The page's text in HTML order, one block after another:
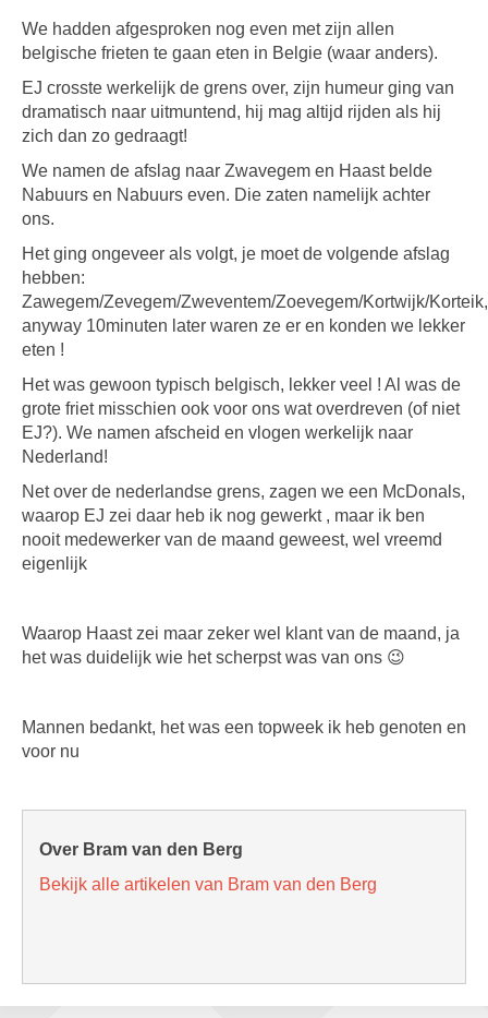
We hadden afgesproken nog even met zijn allen
belgische frieten te gaan eten in Belgie (waar anders).
EJ crosste werkelijk de grens over, zijn humeur ging van
dramatisch naar uitmuntend, hij mag altijd rijden als hij
zich dan zo gedraagt!
We namen de afslag naar Zwavegem en Haast belde
Nabuurs en Nabuurs even. Die zaten namelijk achter
ons.
Het ging ongeveer als volgt, je moet de volgende afslag
hebben:
Zawegem/Zevegem/Zweventem/Zoevegem/Kortwijk/Korteik,
anyway 10minuten later waren ze er en konden we lekker
eten !
Het was gewoon typisch belgisch, lekker veel ! Al was de
grote friet misschien ook voor ons wat overdreven (of niet
EJ?). We namen afscheid en vlogen werkelijk naar
Nederland!
Net over de nederlandse grens, zagen we een McDonals,
waarop EJ zei daar heb ik nog gewerkt , maar ik ben
nooit medewerker van de maand geweest, wel vreemd
eigenlijk
Waarop Haast zei maar zeker wel klant van de maand, ja
het was duidelijk wie het scherpst was van ons 😉
Mannen bedankt, het was een topweek ik heb genoten en
voor nu
Over Bram van den Berg
Bekijk alle artikelen van Bram van den Berg